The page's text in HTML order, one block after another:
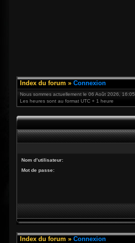
Index du forum » Connexion
Nous sommes actuellement le 06 Août 2026, 16:05
Les heures sont au format UTC + 1 heure
Nom d’utilisateur:
Mot de passe:
Index du forum » Connexion